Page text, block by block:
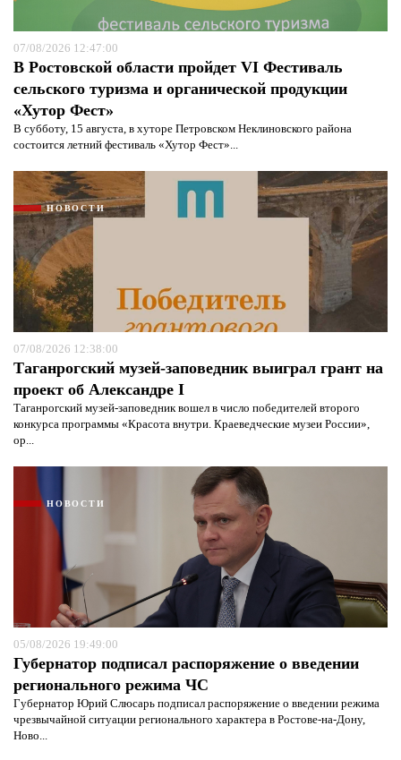
07/08/2026 12:47:00
В Ростовской области пройдет VI Фестиваль
сельского туризма и органической продукции
«Хутор Фест»
В субботу, 15 августа, в хуторе Петровском Неклиновского района
состоится летний фестиваль «Хутор Фест»...
НОВОСТИ
07/08/2026 12:38:00
Таганрогский музей-заповедник выиграл грант на
проект об Александре I
Таганрогский музей-заповедник вошел в число победителей второго
конкурса программы «Красота внутри. Краеведческие музеи России»,
ор...
НОВОСТИ
05/08/2026 19:49:00
Губернатор подписал распоряжение о введении
регионального режима ЧС
Губернатор Юрий Слюсарь подписал распоряжение о введении режима
чрезвычайной ситуации регионального характера в Ростове-на-Дону,
Ново...